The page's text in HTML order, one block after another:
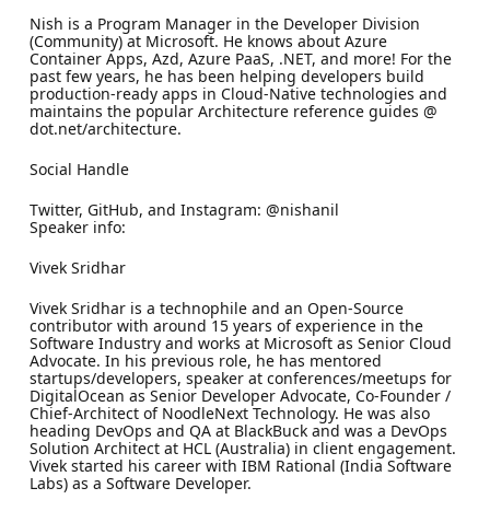
Nish is a Program Manager in the Developer Division
(Community) at Microsoft. He knows about Azure
Container Apps, Azd, Azure PaaS, .NET, and more! For the
past few years, he has been helping developers build
production-ready apps in Cloud-Native technologies and
maintains the popular Architecture reference guides @
dot.net/architecture.
Social Handle
Twitter, GitHub, and Instagram: @nishanil
Speaker info:
Vivek Sridhar
Vivek Sridhar is a technophile and an Open-Source
contributor with around 15 years of experience in the
Software Industry and works at Microsoft as Senior Cloud
Advocate. In his previous role, he has mentored
startups/developers, speaker at conferences/meetups for
DigitalOcean as Senior Developer Advocate, Co-Founder /
Chief-Architect of NoodleNext Technology. He was also
heading DevOps and QA at BlackBuck and was a DevOps
Solution Architect at HCL (Australia) in client engagement.
Vivek started his career with IBM Rational (India Software
Labs) as a Software Developer.